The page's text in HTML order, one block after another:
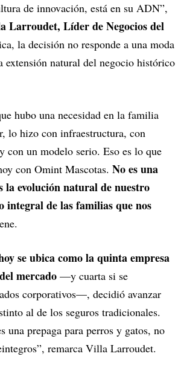
de innovación, está en su ADN”,
Larroudet, Líder de Negocios del
la decisión no responde a una moda
extensión natural del negocio histórico
hubo una necesidad en la familia
lo hizo con infraestructura, con
con un modelo serio. Eso es lo que
con Omint Mascotas. No es una
la evolución natural de nuestro
integral de las familias que nos
se ubica como la quinta empresa
mercado —y cuarta si se
corporativos—, decidió avanzar
al de los seguros tradicionales.
una prepaga para perros y gatos, no
remarca Villa Larroudet.